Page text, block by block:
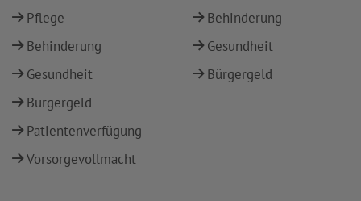
Pflege
Behinderung
Gesundheit
Bürgergeld
Patientenverfügung
Vorsorgevollmacht
Behinderung
Gesundheit
Bürgergeld